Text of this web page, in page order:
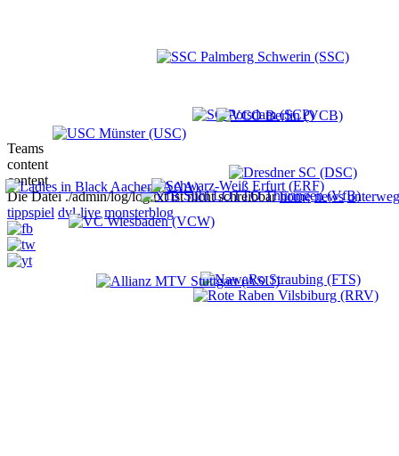
Teams
content
content
Die Datei ./admin/log/log.txt ist nicht schreibbarhome news
tippspiel dvl-live monsterblog